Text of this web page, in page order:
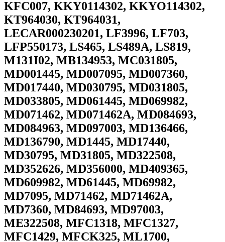
KFC007, KKY0114302, KKYO114302,
KT964030, KT964031,
LECAR000230201, LF3996, LF703,
LFP550173, LS465, LS489A, LS819,
M131I02, MB134953, MC031805,
MD001445, MD007095, MD007360,
MD017440, MD030795, MD031805,
MD033805, MD061445, MD069982,
MD071462, MD071462A, MD084693,
MD084963, MD097003, MD136466,
MD136790, MD1445, MD17440,
MD30795, MD31805, MD322508,
MD352626, MD356000, MD409365,
MD609982, MD61445, MD69982,
MD7095, MD71462, MD71462A,
MD7360, MD84693, MD97003,
ME322508, MFC1318, MFC1327,
MFC1429, MFCK325, ML1700,